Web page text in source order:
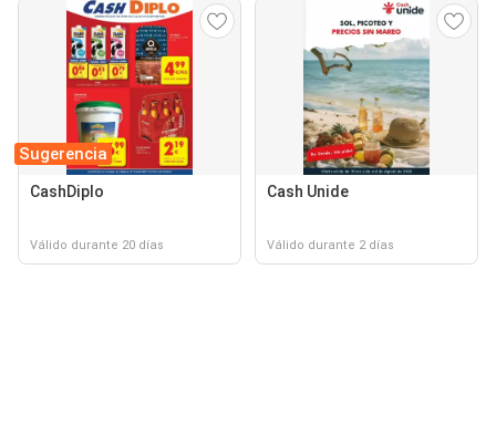
Sugerencia
CashDiplo
Válido durante 20 días
Cash Unide
Válido durante 2 días